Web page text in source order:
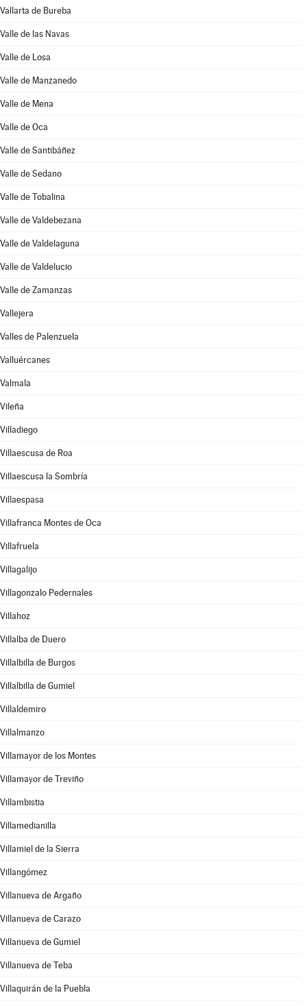
Vallarta de Bureba
Valle de las Navas
Valle de Losa
Valle de Manzanedo
Valle de Mena
Valle de Oca
Valle de Santibáñez
Valle de Sedano
Valle de Tobalina
Valle de Valdebezana
Valle de Valdelaguna
Valle de Valdelucio
Valle de Zamanzas
Vallejera
Valles de Palenzuela
Valluércanes
Valmala
Vileña
Villadiego
Villaescusa de Roa
Villaescusa la Sombría
Villaespasa
Villafranca Montes de Oca
Villafruela
Villagalijo
Villagonzalo Pedernales
Villahoz
Villalba de Duero
Villalbilla de Burgos
Villalbilla de Gumiel
Villaldemiro
Villalmanzo
Villamayor de los Montes
Villamayor de Treviño
Villambistia
Villamedianilla
Villamiel de la Sierra
Villangómez
Villanueva de Argaño
Villanueva de Carazo
Villanueva de Gumiel
Villanueva de Teba
Villaquirán de la Puebla